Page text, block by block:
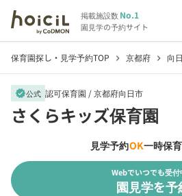
掲載施設数No.1
園見学の予約サイト
保育園探し・見学予約TOP chevron_right 京都府 chevron_right 向
verified公式 認可保育園 /京都府向日市
さくらキッズ保育園
見学予約OK一時保
Webでいつでも受付
園見学を予